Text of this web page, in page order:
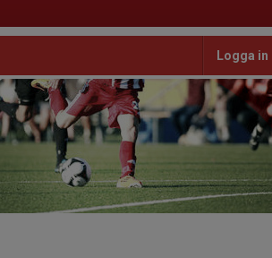
Logga in